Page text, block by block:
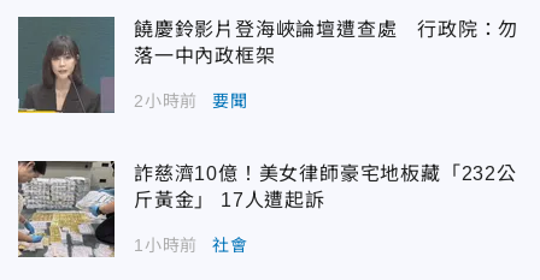
饒慶鈴影片登海峽論壇遭查處 行政院：勿
落一中內政框架
2小時前 要聞
詐慈濟10億！美女律師豪宅地板藏「232公
斤黃金」 17人遭起訴
1小時前 社會